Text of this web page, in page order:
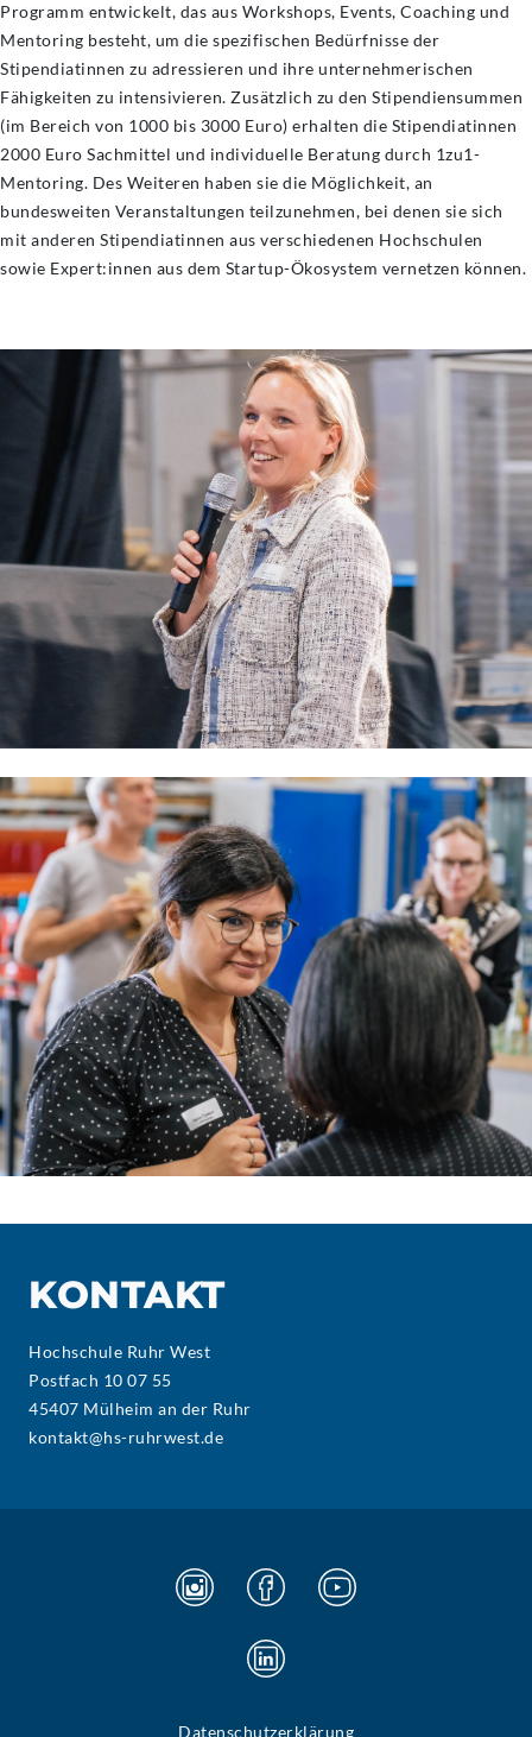
Programm entwickelt, das aus Workshops, Events, Coaching und
Mentoring besteht, um die spezifischen Bedürfnisse der
Stipendiatinnen zu adressieren und ihre unternehmerischen
Fähigkeiten zu intensivieren. Zusätzlich zu den Stipendiensummen
(im Bereich von 1000 bis 3000 Euro) erhalten die Stipendiatinnen
2000 Euro Sachmittel und individuelle Beratung durch 1zu1-
Mentoring. Des Weiteren haben sie die Möglichkeit, an
bundesweiten Veranstaltungen teilzunehmen, bei denen sie sich
mit anderen Stipendiatinnen aus verschiedenen Hochschulen
sowie Expert:innen aus dem Startup-Ökosystem vernetzen können.
KONTAKT
Hochschule Ruhr West
Postfach 10 07 55
45407 Mülheim an der Ruhr
kontakt@hs-ruhrwest.de
Datenschutzerklärung